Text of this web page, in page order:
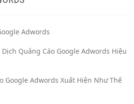
Adwords
Quảng Cáo Google Adwords Hiệu
Google Adwords Xuất Hiện Như Thế